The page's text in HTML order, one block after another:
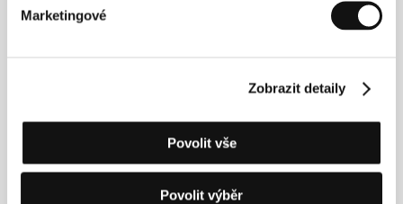
Marketingové
Zobrazit detaily
Povolit vše
Povolit výběr
Producer